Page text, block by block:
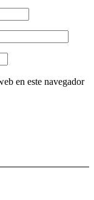
en este navegador